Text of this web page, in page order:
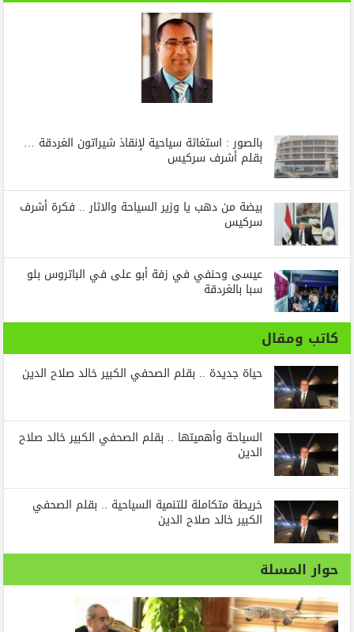
بالصور : استغاثة سياحية لإنقاذ شيراتون الغردقة …
بقلم أشرف سركيس
بيضة من دهب يا وزير السياحة والاثار .. فكرة أشرف
سركيس
عيسى وحنفي في زفة أبو على في الباتروس بلو
سبا بالغردقة
كاتب ومقال
حياة جديدة .. بقلم الصحفي الكبير خالد صلاح الدين
السياحة وأهميتها .. بقلم الصحفي الكبير خالد صلاح
الدين
خريطة متكاملة للتنمية السياحية .. بقلم الصحفي
الكبير خالد صلاح الدين
حوار المسلة